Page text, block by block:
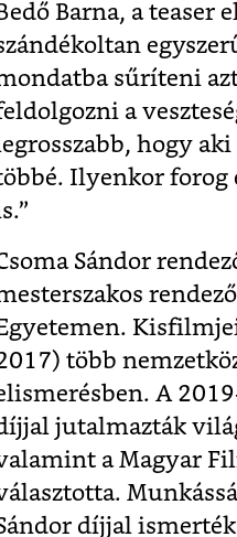
Barna, a teaser
sűríteni
a
hogy
Ilyenkor forog
Sándor
több
A
jutalmazták
a Magyar
díjjal